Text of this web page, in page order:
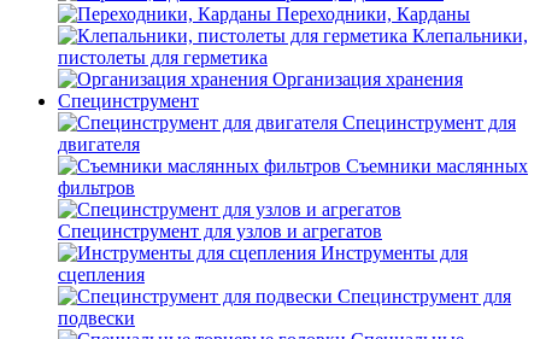
Переходники, Карданы
Клепальники,
пистолеты для герметика
Организация хранения
Специнструмент
Специнструмент для
двигателя
Съемники маслянных
фильтров
Специнструмент для узлов и агрегатов
Инструменты для
сцепления
Специнструмент для
подвески